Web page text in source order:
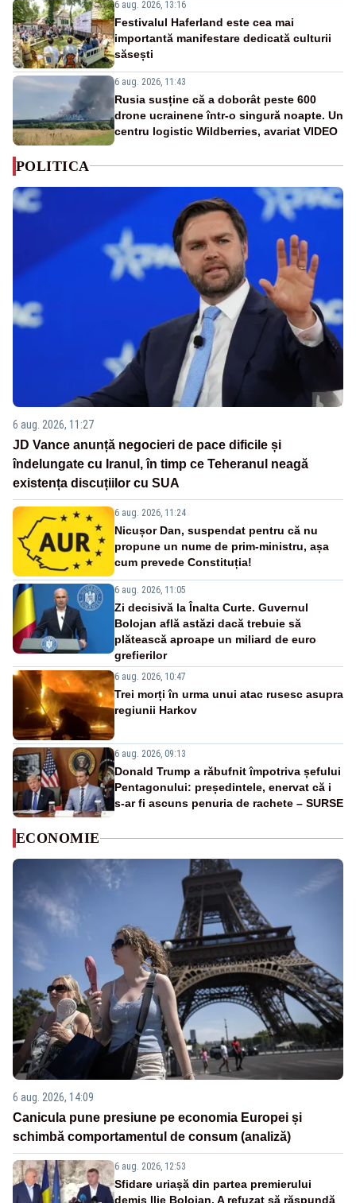
6 aug. 2026, 13:16
Festivalul Haferland este cea mai
importantă manifestare dedicată culturii
săsești
6 aug. 2026, 11:43
Rusia susține că a doborât peste 600
drone ucrainene într-o singură noapte. Un
centru logistic Wildberries, avariat VIDEO
POLITICA
6 aug. 2026, 11:27
JD Vance anunță negocieri de pace dificile și
îndelungate cu Iranul, în timp ce Teheranul neagă
existența discuțiilor cu SUA
6 aug. 2026, 11:24
Nicușor Dan, suspendat pentru că nu
propune un nume de prim-ministru, așa
cum prevede Constituția!
6 aug. 2026, 11:05
Zi decisivă la Înalta Curte. Guvernul
Bolojan află astăzi dacă trebuie să
plătească aproape un miliard de euro
grefierilor
6 aug. 2026, 10:47
Trei morți în urma unui atac rusesc asupra
regiunii Harkov
6 aug. 2026, 09:13
Donald Trump a răbufnit împotriva șefului
Pentagonului: președintele, enervat că i
s-ar fi ascuns penuria de rachete – SURSE
ECONOMIE
6 aug. 2026, 14:09
Canicula pune presiune pe economia Europei și
schimbă comportamentul de consum (analiză)
6 aug. 2026, 12:53
Sfidare uriașă din partea premierului
demis Ilie Bolojan. A refuzat să răspundă